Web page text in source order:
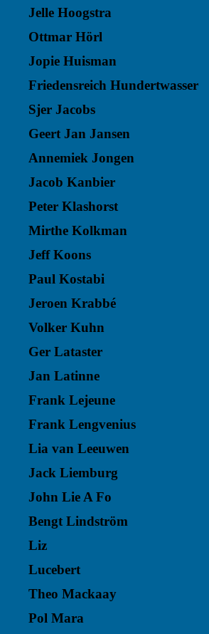
Jelle Hoogstra
Ottmar Hörl
Jopie Huisman
Friedensreich Hundertwasser
Sjer Jacobs
Geert Jan Jansen
Annemiek Jongen
Jacob Kanbier
Peter Klashorst
Mirthe Kolkman
Jeff Koons
Paul Kostabi
Jeroen Krabbé
Volker Kuhn
Ger Lataster
Jan Latinne
Frank Lejeune
Frank Lengvenius
Lia van Leeuwen
Jack Liemburg
John Lie A Fo
Bengt Lindström
Liz
Lucebert
Theo Mackaay
Pol Mara